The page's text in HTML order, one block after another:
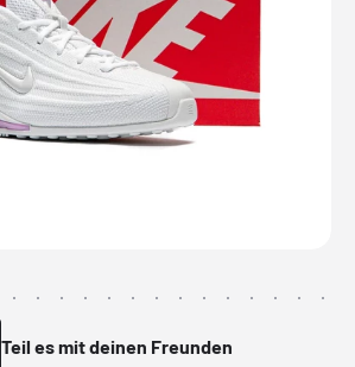
Teil es mit deinen Freunden